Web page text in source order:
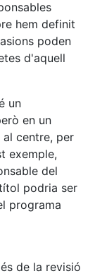
hem definit
poden
d'aquell
un
en un
centre, per
exemple,
del
podria ser
programa
de la revisió